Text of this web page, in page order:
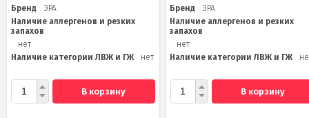
Бренд
ЭРА
Наличие аллергенов и резких
запахов
нет
Наличие категории ЛВЖ и ГЖ
нет
В корзину
Бренд
ЭРА
Наличие аллергенов и резких
запахов
нет
Наличие категории ЛВЖ и ГЖ
В корзину